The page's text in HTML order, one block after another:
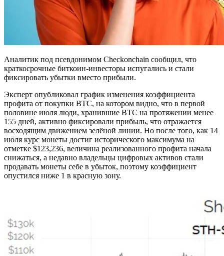
Аналитик под псевдонимом Checkonchain сообщил, что
краткосрочные биткоин-инвесторы испугались и стали
фиксировать убытки вместо прибыли.
Эксперт опубликовал график изменения коэффициента
профита от покупки BTC, на котором видно, что в первой
половине июля люди, хранившие BTC на протяжении менее
155 дней, активно фиксировали прибыль, что отражается
восходящим движением зелёной линии. Но после того, как 14
июля курс монеты достиг исторического максимума на
отметке $123,236, величина реализованного профита начала
снижаться, а недавно владельцы цифровых активов стали
продавать монеты себе в убыток, поэтому коэффициент
опустился ниже 1 в красную зону.